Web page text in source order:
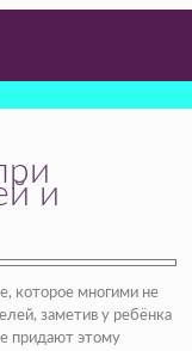
и
которое многими не
заметив у ребёнка
придают этому